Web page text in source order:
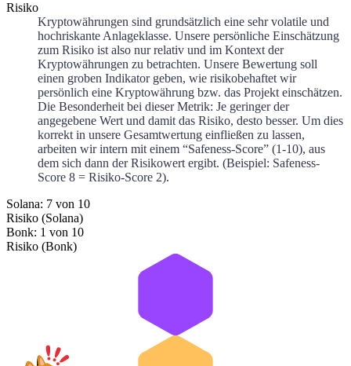
Risiko
Kryptowährungen sind grundsätzlich eine sehr volatile und
hochriskante Anlageklasse. Unsere persönliche Einschätzung
zum Risiko ist also nur relativ und im Kontext der
Kryptowährungen zu betrachten. Unsere Bewertung soll
einen groben Indikator geben, wie risikobehaftet wir
persönlich eine Kryptowährung bzw. das Projekt einschätzen.
Die Besonderheit bei dieser Metrik: Je geringer der
angegebene Wert und damit das Risiko, desto besser. Um dies
korrekt in unsere Gesamtwertung einfließen zu lassen,
arbeiten wir intern mit einem “Safeness-Score” (1-10), aus
dem sich dann der Risikowert ergibt. (Beispiel: Safeness-
Score 8 = Risiko-Score 2).
Solana: 7 von 10
Risiko (Solana)
Bonk: 1 von 10
Risiko (Bonk)